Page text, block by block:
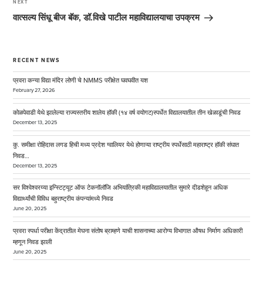
Next
Post
NEXT
वात्सल्य सिंधू बीज बॅक, डॉ.विखे पाटील महाविद्यालयाचा उपक्रम
RECENT NEWS
प्रवरा कन्या विद्या मंदिर लोणी चे NMMS परीक्षेत घवघवीत यश
February 27, 2026
कोळपेवाडी येथे झालेल्या राज्यस्तरीय शालेय हॉकी (१४ वर्ष वयोगट)स्पर्धेत विद्यालयातील तीन खेळाडूंची निवड
December 13, 2025
कु. समीक्षा रोहिदास लगड हिची मध्य प्रदेश ग्वालियर येथे होणाऱ्या राष्ट्रीय स्पर्धेसाठी महाराष्ट्र हॉकी संघात
निवड…
December 13, 2025
सर विश्वेश्वरय्या इन्स्टिट्यूट ऑफ टेकनॉलॉजि अभियांत्रिकी महाविद्यालयातील सुमारे दीडशेहून अधिक
विद्यार्थ्यांची विविध बहुराष्ट्रीय कंपन्यांमध्ये निवड
June 20, 2025
प्रवरा स्पर्धा परीक्षा केंद्रातील मेघना संतोष ब्राम्हणे याची शासनाच्या आरोग्य विभागात औषध निर्माण अधिकारी
म्हणून निवड झाली
June 20, 2025